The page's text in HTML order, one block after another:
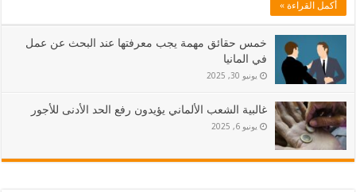
أكمل القراءة »
خمس حقائق مهمة يجب معرفتها عند البحث عن عمل
في المانيا
يونيو 30, 2025
غالبية الشعب الألماني يؤيدون رفع الحد الأدنى للأجور
يونيو 6, 2025